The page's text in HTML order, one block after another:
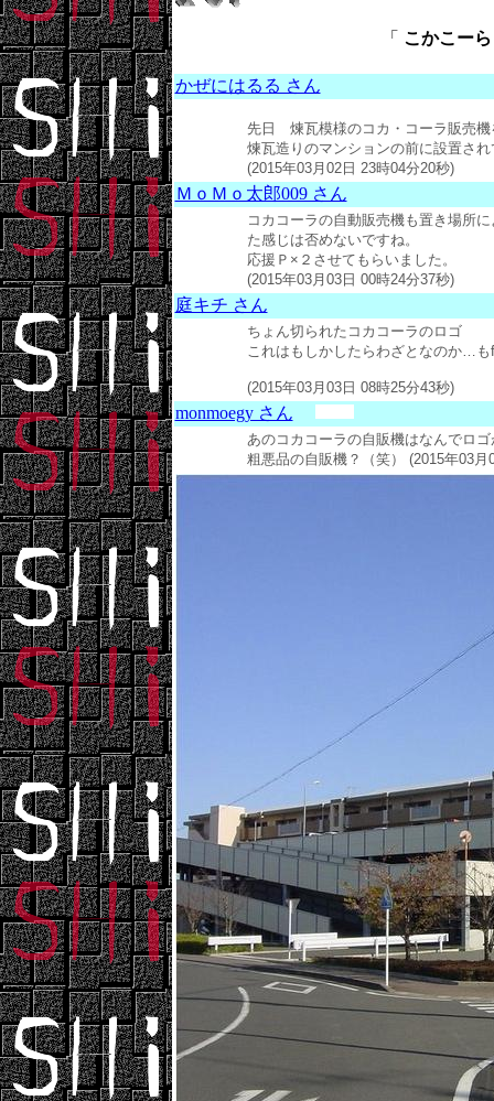
「 こかこー
かぜにはるる さん
先日 煉瓦模様のコカ・コーラ販売機
煉瓦造りのマンションの前に設置さ
(2015年03月02日 23時04分20秒)
ＭｏＭｏ太郎009 さん
コカコーラの自動販売機も置き場所
た感じは否めないですね。
応援Ｐ×２させてもらいました。
(2015年03月03日 00時24分37秒)
庭キチ さん
ちょん切られたコカコーラのロゴ
これはもしかしたらわざとなのか…も
(2015年03月03日 08時25分43秒)
monmoegy さん
あのコカコーラの自販機はなんでロ
粗悪品の自販機？（笑） (2015年03月